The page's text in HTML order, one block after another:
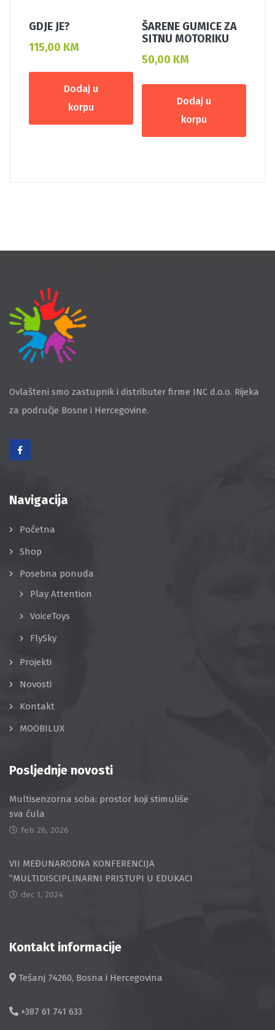
GDJE JE?
115,00 KM
Dodaj u
korpu
ŠARENE GUMICE ZA
SITNU MOTORIKU
50,00 KM
Dodaj u
korpu
Ovlašteni smo zastupnik i distributer firme INC d.o.o. Rijeka
za područje Bosne i Hercegovine.
Navigacija
Početna
Shop
Posebna ponuda
Play Attention
VoiceToys
FlySky
Projekti
Novosti
Kontakt
MOOBILUX
Posljednje novosti
Multisenzorna soba: prostor koji stimuliše
sva čula
feb 26, 2026
VII MEĐUNARODNA KONFERENCIJA
“MULTIDISCIPLINARNI PRISTUPI U EDUKACI
dec 1, 2024
Kontakt informacije
Tešanj 74260, Bosna i Hercegovina
+387 61 741 633